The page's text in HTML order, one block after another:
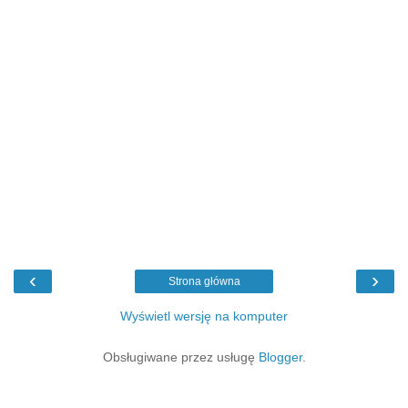
‹ ›
Strona główna
Wyświetl wersję na komputer
Obsługiwane przez usługę Blogger.